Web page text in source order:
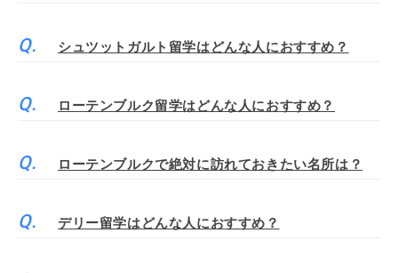
シュツットガルト留学はどんな人におすすめ？
ローテンブルク留学はどんな人におすすめ？
ローテンブルクで絶対に訪れておきたい名所は？
デリー留学はどんな人におすすめ？